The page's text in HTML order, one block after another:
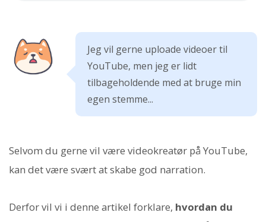
Jeg vil gerne uploade videoer til
YouTube, men jeg er lidt
tilbageholdende med at bruge min
egen stemme...
Selvom du gerne vil være videokreatør på YouTube,
kan det være svært at skabe god narration.
Derfor vil vi i denne artikel forklare, hvordan du